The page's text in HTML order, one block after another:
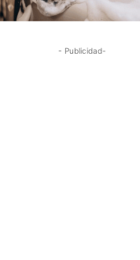
- Publicidad-